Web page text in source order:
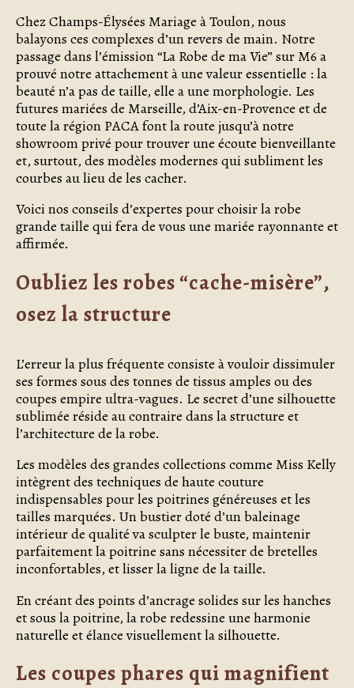
Chez Champs-Élysées Mariage à Toulon, nous
balayons ces complexes d’un revers de main. Notre
passage dans l’émission “La Robe de ma Vie” sur M6 a
prouvé notre attachement à une valeur essentielle : la
beauté n’a pas de taille, elle a une morphologie. Les
futures mariées de Marseille, d’Aix-en-Provence et de
toute la région PACA font la route jusqu’à notre
showroom privé pour trouver une écoute bienveillante
et, surtout, des modèles modernes qui subliment les
courbes au lieu de les cacher.
Voici nos conseils d’expertes pour choisir la robe
grande taille qui fera de vous une mariée rayonnante et
affirmée.
Oubliez les robes “cache-misère”,
osez la structure
L’erreur la plus fréquente consiste à vouloir dissimuler
ses formes sous des tonnes de tissus amples ou des
coupes empire ultra-vagues. Le secret d’une silhouette
sublimée réside au contraire dans la structure et
l’architecture de la robe.
Les modèles des grandes collections comme Miss Kelly
intègrent des techniques de haute couture
indispensables pour les poitrines généreuses et les
tailles marquées. Un bustier doté d’un baleinage
intérieur de qualité va sculpter le buste, maintenir
parfaitement la poitrine sans nécessiter de bretelles
inconfortables, et lisser la ligne de la taille.
En créant des points d’ancrage solides sur les hanches
et sous la poitrine, la robe redessine une harmonie
naturelle et élance visuellement la silhouette.
Les coupes phares qui magnifient